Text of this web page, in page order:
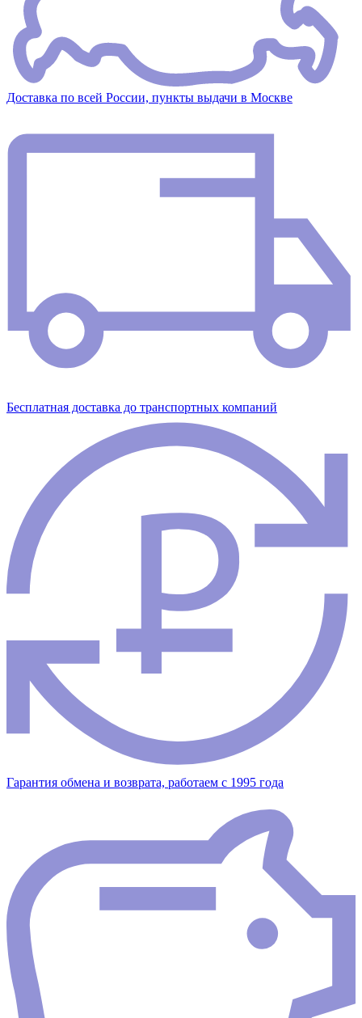
Доставка по всей России, пункты выдачи в Москве
Бесплатная доставка до транспортных компаний
Гарантия обмена и возврата, работаем с 1995 года